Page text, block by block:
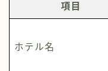
項目
ホテル名